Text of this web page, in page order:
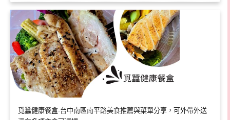
覓蠶健康餐盒-台中南區南平路美食推薦與菜單分享，可外帶外送